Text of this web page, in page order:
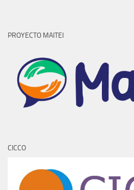
PROYECTO MAITEI
CICCO